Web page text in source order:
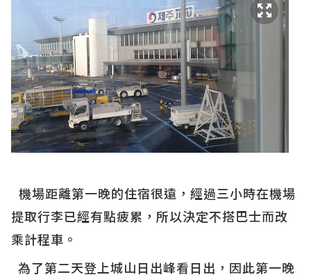
機場距離第一晚的住宿很遠，經過三小時在機場
提取行李已經有點疲累，所以決定不搭巴士而改
乘計程車。
為了第二天登上城山日出峰看日出，因此第一晚